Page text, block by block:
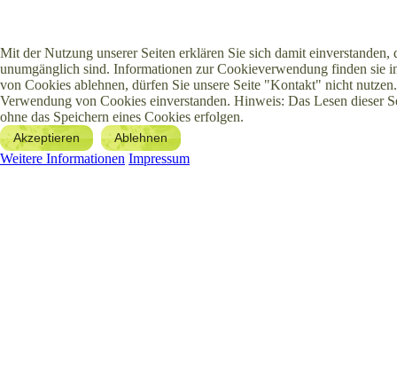
Mit der Nutzung unserer Seiten erklären Sie sich damit
unumgänglich sind. Informationen zur Cookieverwendung finden sie
von Cookies ablehnen, dürfen Sie unsere Seite "Kontakt" nicht
Verwendung von Cookies einverstanden. Hinweis: Das Lesen dieser
ohne das Speichern eines Cookies erfolgen.
Akzeptieren Ablehnen
Weitere Informationen Impressum